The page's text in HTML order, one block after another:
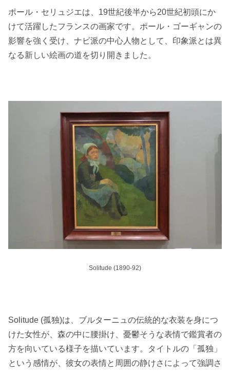
ポール・セリュジエは、19世紀後半から20世紀初頭にか
けて活躍したフランスの画家です。ポール・ゴーギャンの
影響を強く受け、ナビ派の中心人物として、印象派とは異
なる新しい絵画の道を切り開きました。
Solitude (1890-92)
Solitude (孤独)は、ブルターニュの伝統的な衣装を身につ
けた女性が、森の中に腰掛け、憂鬱そうな表情で鑑賞者の
方を向いている様子を描いています。タイトルの「孤独」
という感情が、彼女の表情と周囲の静けさによって強調さ